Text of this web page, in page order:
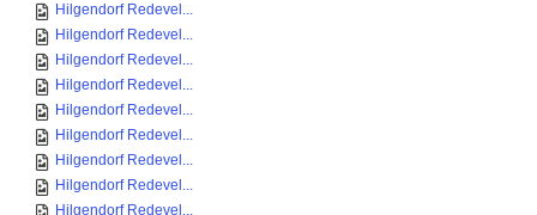
Hilgendorf Redevel...
Hilgendorf Redevel...
Hilgendorf Redevel...
Hilgendorf Redevel...
Hilgendorf Redevel...
Hilgendorf Redevel...
Hilgendorf Redevel...
Hilgendorf Redevel...
Hilgendorf Redevel...